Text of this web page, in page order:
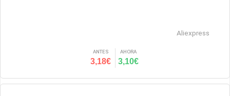
Aliexpress
ANTES
3,18€
AHORA
3,10€